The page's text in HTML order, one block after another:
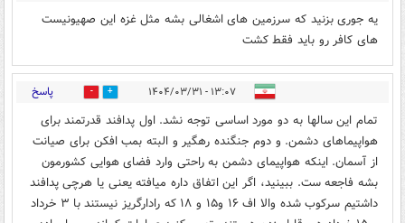
یه جوری بزنید که سرزمین های اشغالی بشه مثل غزه این صهیونیست
های کافر رو باید فقط کشت
۱۳:۰۷ - ۱۴۰۴/۰۳/۳۱ 2 پاسخ
تمام این سالها به دو مورد اساسی توجه نشد. اول پدافند قدرتمند برای
هواپیماهای دشمن. و دوم جنگنده رهگیر و البته بمب افکن برای صیانت
از آسمان. اینکه هواپیمای دشمن به راحتی وارد فضای هوایی کشورمون
بشه فاجعه ست. ببینید، اگر این اتفاق داره میافته یعنی یا هرچی پدافند
داشتیم سرکوب شده والا اف ۱۶ و۱۵ و ۱۸ که رادارگریز نیستند با ۳ خرداد